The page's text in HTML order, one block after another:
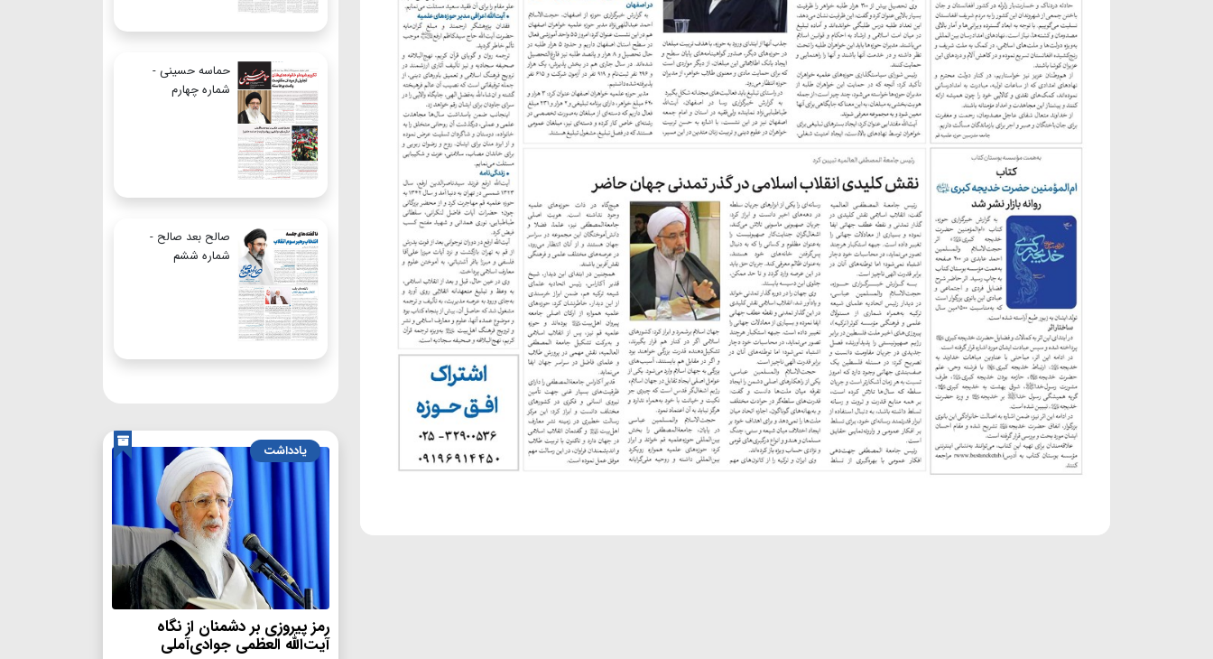
حماسه حسینی -
شماره چهارم
صالح بعد صالح -
شماره ششم
یادداشت
رمز پیروزی بر دشمنان از نگاه
آیت‌الله العظمی جوادی‌آملی